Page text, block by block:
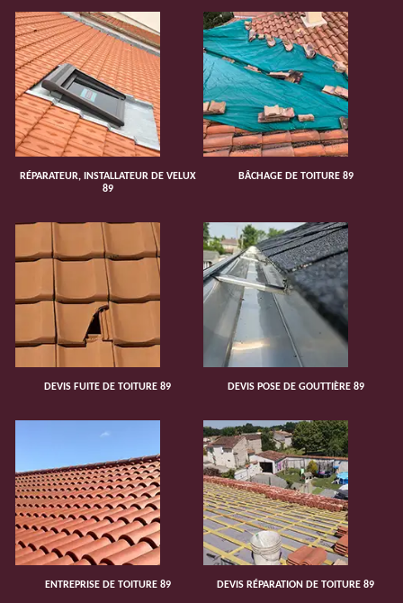
RÉPARATEUR, INSTALLATEUR DE VELUX
89
BÂCHAGE DE TOITURE 89
DEVIS FUITE DE TOITURE 89 DEVIS POSE DE GOUTTIÈRE 89
ENTREPRISE DE TOITURE 89 DEVIS RÉPARATION DE TOITURE 89